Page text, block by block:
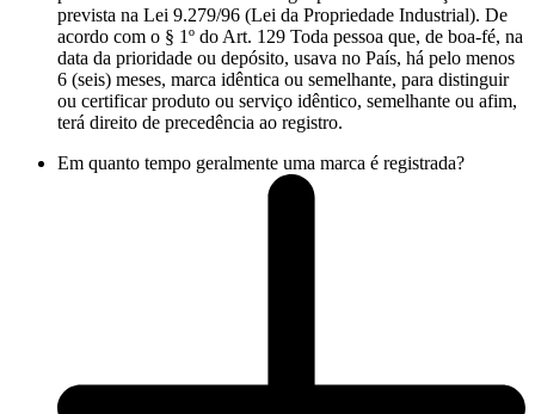
prevista na Lei 9.279/96 (Lei da Propriedade Industrial). De
acordo com o § 1º do Art. 129 Toda pessoa que, de boa-fé, na
data da prioridade ou depósito, usava no País, há pelo menos
6 (seis) meses, marca idêntica ou semelhante, para distinguir
ou certificar produto ou serviço idêntico, semelhante ou afim,
terá direito de precedência ao registro.
Em quanto tempo geralmente uma marca é registrada?